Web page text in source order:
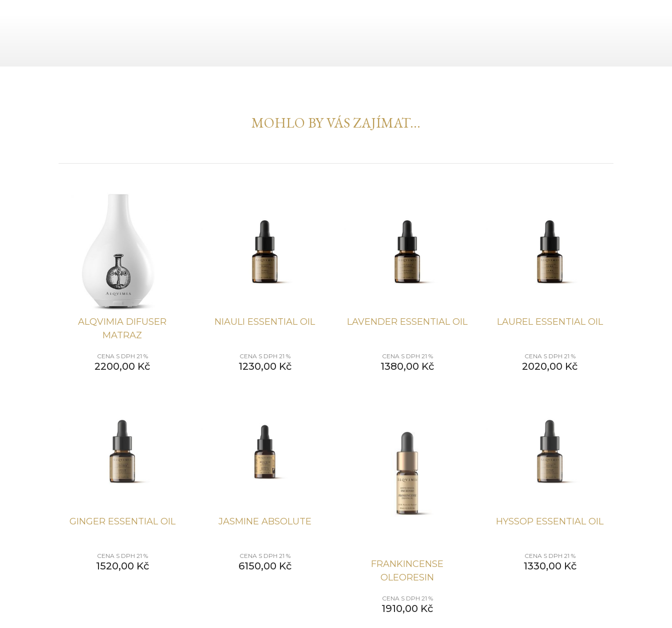
MOHLO BY VÁS ZAJÍMAT...
ALQVIMIA DIFUSER
MATRAZ
CENA S DPH 21 %
2200,00 Kč
NIAULI ESSENTIAL OIL
CENA S DPH 21 %
1230,00 Kč
LAVENDER ESSENTIAL OIL
CENA S DPH 21 %
1380,00 Kč
LAUREL ESSENTIAL OIL
CENA S DPH 21 %
2020,00 Kč
GINGER ESSENTIAL OIL
CENA S DPH 21 %
1520,00 Kč
JASMINE ABSOLUTE
CENA S DPH 21 %
6150,00 Kč
FRANKINCENSE
OLEORESIN
CENA S DPH 21 %
1910,00 Kč
HYSSOP ESSENTIAL OIL
CENA S DPH 21 %
1330,00 Kč